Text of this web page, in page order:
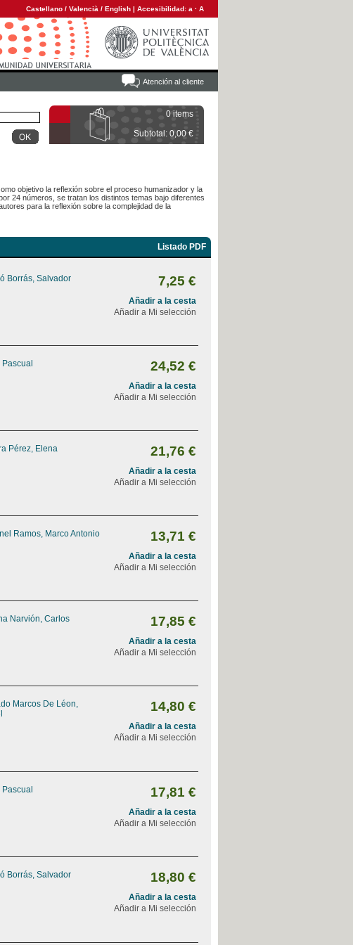
Castellano / Valencià / English | Accesibilidad: a · A
Atención al cliente
0 items
Subtotal: 0,00 €
objetivo la reflexión sobre el proceso humanizador y la
24 números, se tratan los distintos temas bajo diferentes
para la reflexión sobre la complejidad de la
Listado PDF
Borrás, Salvador 7,25 €
Añadir a la cesta
Añadir a Mi selección
Pascual 24,52 €
Añadir a la cesta
Añadir a Mi selección
Pérez, Elena 21,76 €
Añadir a la cesta
Añadir a Mi selección
Ramos, Marco Antonio 13,71 €
Añadir a la cesta
Añadir a Mi selección
Narvión, Carlos 17,85 €
Añadir a la cesta
Añadir a Mi selección
Marcos De Léon,
14,80 €
Añadir a la cesta
Añadir a Mi selección
Pascual 17,81 €
Añadir a la cesta
Añadir a Mi selección
Borrás, Salvador 18,80 €
Añadir a la cesta
Añadir a Mi selección